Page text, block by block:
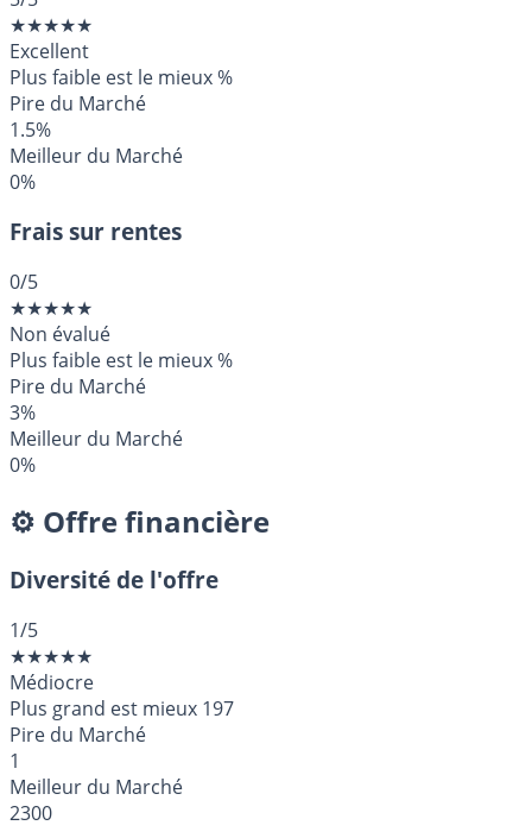
★★★★★
Excellent
Plus faible est le mieux%
Pire du Marché
1.5%
Meilleur du Marché
0%
Frais sur rentes
0/5
★★★★★
Non évalué
Plus faible est le mieux%
Pire du Marché
3%
Meilleur du Marché
0%
⚙️ Offre financière
Diversité de l'offre
1/5
★★★★★
Médiocre
Plus grand est mieux 197
Pire du Marché
1
Meilleur du Marché
2300